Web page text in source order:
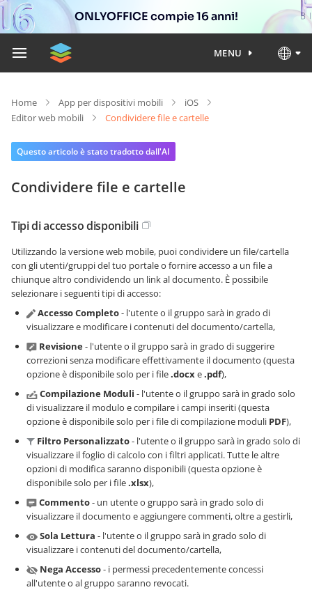
ONLYOFFICE compie 16 anni!
MENU
Home App per dispositivi mobili
iOS
Editor web mobili
Condividere file e cartelle
Questo articolo è stato tradotto dall'AI
Condividere file e cartelle
Tipi di accesso disponibili
Utilizzando la versione web mobile, puoi condividere un file/cartella
con gli utenti/gruppi del tuo portale o fornire accesso a un file a
chiunque altro condividendo un link al documento. È possibile
selezionare i seguenti tipi di accesso:
Accesso Completo- l'utente o il gruppo sarà in grado di
visualizzare e modificare i contenuti del documento/cartella,
Revisione- l'utente o il gruppo sarà in grado di suggerire
correzioni senza modificare effettivamente il documento (questa
opzione è disponibile solo per i file.docxe.pdf),
Compilazione Moduli - l'utente o il gruppo sarà in grado solo
di visualizzare il modulo e compilare i campi inseriti (questa
opzione è disponibile solo per i file di compilazione moduli PDF),
Filtro Personalizzato- l'utente o il gruppo sarà in grado solo di
visualizzare il foglio di calcolo con i filtri applicati. Tutte le altre
opzioni di modifica saranno disponibili (questa opzione è
disponibile solo per i file.xlsx),
Commento- un utente o gruppo sarà in grado solo di
visualizzare il documento e aggiungere commenti, oltre a gestirli,
Sola Lettura - l'utente o il gruppo sarà in grado solo di
visualizzare i contenuti del documento/cartella,
Nega Accesso- i permessi precedentemente concessi
all'utente o al gruppo saranno revocati.